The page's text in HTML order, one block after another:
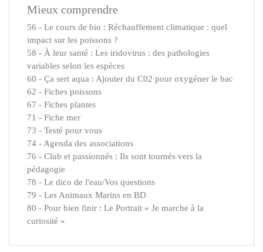
Mieux comprendre
56 - Le cours de bio : Réchauffement climatique : quel
impact sur les poissons ?
58 - À leur santé : Les iridovirus : des pathologies
variables selon les espèces
60 - Ça sert aqua : Ajouter du C02 pour oxygéner le bac
62 - Fiches poissons
67 - Fiches plantes
71 - Fiche mer
73 - Testé pour vous
74 - Agenda des associations
76 - Club et passionnés : Ils sont tournés vers la
pédagogie
78 - Le dico de l'eau/Vos questions
79 - Les Animaux Marins en BD
80 - Pour bien finir : Le Portrait « Je marche à la
curiosité »